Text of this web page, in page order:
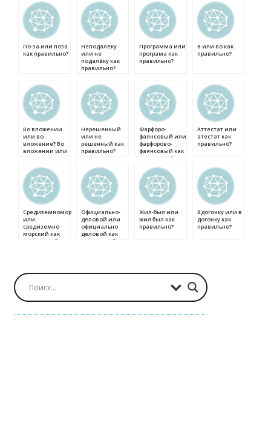
По-за или поза
как правильно?
Неподалёку
или не
подалёку как
правильно?
Программа или
програма как
правильно?
В или во как
правильно?
Во вложении
или во
вложение? Во
вложении или
правильно?
Нерешенный
или не
решенный как
правильно?
Фарфоро-
фаянсовый или
фарфорово-
фаянсовый как
правильно?
Аттестат или
атестат как
правильно?
Средиземноморский
или
средиземно
морский как
правильно?
Официально-
деловой или
официально
деловой как
правильно?
Жил-был или
жил был как
правильно?
Вдогонку или в
догонку как
правильно?